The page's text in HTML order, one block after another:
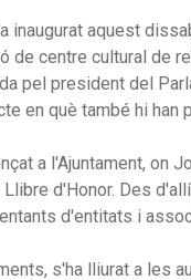
inaugurat aquest
de centre cultural de
pel president del
en què també hi
a l'Ajuntament, on
d'Honor. Des
d'entitats i
s'ha lliurat a les